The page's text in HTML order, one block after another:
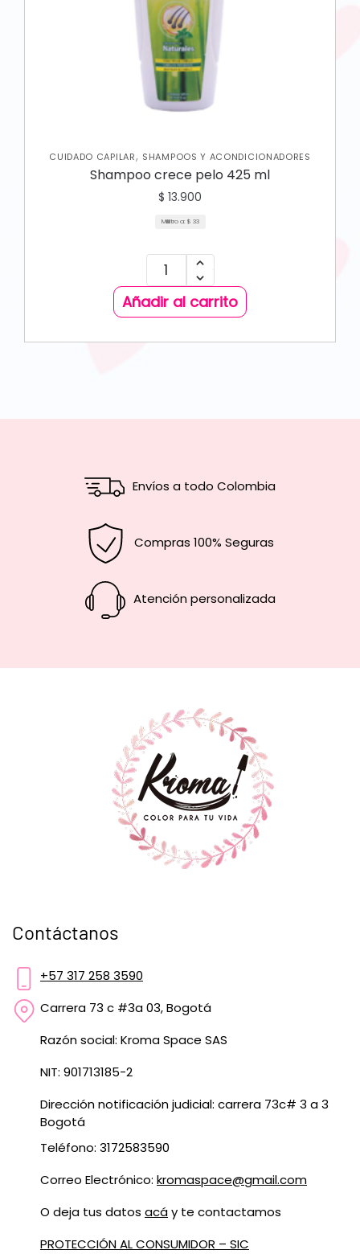
CUIDADO CAPILAR, SHAMPOOS Y ACONDICIONADORES
Shampoo crece pelo 425 ml
$ 13.900
Mililitro a: $ 33
Añadir al carrito
Envíos a todo Colombia
Compras 100% Seguras
Atención personalizada
Contáctanos
+57 317 258 3590
Carrera 73 c #3a 03, Bogotá
Razón social: Kroma Space SAS
NIT: 901713185-2
Dirección notificación judicial: carrera 73c# 3 a 3
Bogotá
Teléfono: 3172583590
Correo Electrónico: kromaspace@gmail.com
O deja tus datos acáy te contactamos
PROTECCIÓN AL CONSUMIDOR – SIC